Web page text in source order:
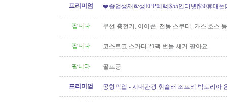
프리미엄
❤️졸업생재학생EPP혜택|$55인터넷|$30휴대폰
팝니다
무선 충전기, 이어폰, 전동 스쿠터, 가스 호스 등
팝니다 코스트코 스카티 21팩 번들 새거 팔아요
팝니다 골프공
프리미엄
공항픽업 - 시내관광 휘슬러 조프리 빅토리아